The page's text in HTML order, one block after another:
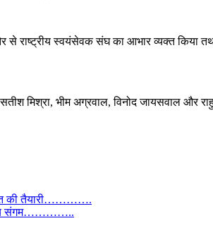
राष्ट्रीय स्वयंसेवक संघ का आभार व्यक्त किया
मिश्रा, भीम अग्रवाल, विनोद जायसवाल और
की तैयारी………….
भव्य संगम…………..